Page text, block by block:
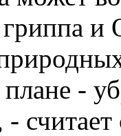
-
считает